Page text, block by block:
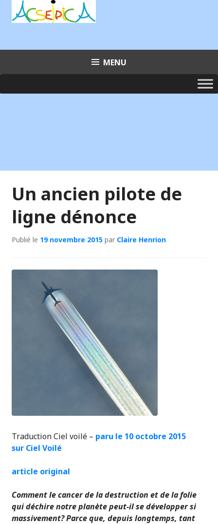
MENU
Un ancien pilote de
ligne dénonce
Publié le 19 novembre 2015 par Claire Henrion
Traduction Ciel voilé – paru le 10 octobre 2015
sur Ciel Voilé
article original
Comment le cancer de la destruction et de la folie
qui déchire notre planète peut-il se développer si
massivement? Parce que, depuis longtemps, tant